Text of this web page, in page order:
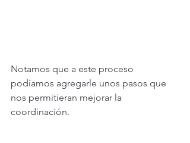
Notamos que a este proceso
podíamos agregarle unos pasos que
nos permitieran mejorar la
coordinación.